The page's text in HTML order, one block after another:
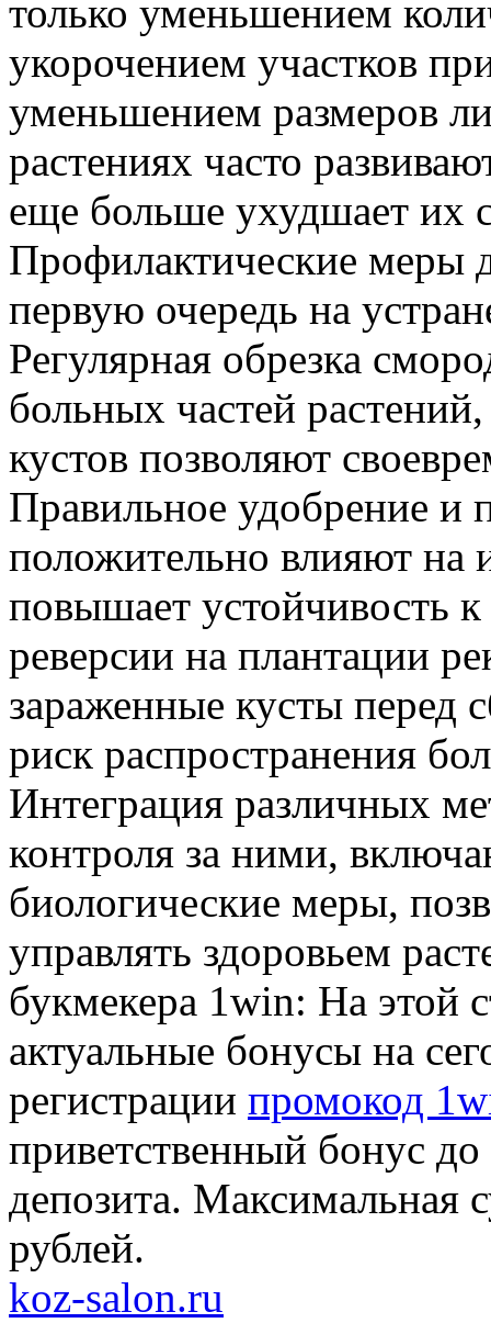
только уменьшением
укорочением участков
уменьшением размеров
растениях часто
еще больше ухудшает их
Профилактические меры
первую очередь на
Регулярная обрезка
больных частей
кустов позволяют
Правильное удобрение и
положительно влияют на
повышает устойчивость
реверсии на плантации
зараженные кусты перед
риск распространения
Интеграция различных
контроля за ними,
биологические меры,
управлять здоровьем
букмекера 1win: На этой
актуальные бонусы на
регистрации промокод
приветственный бонус
депозита.
рублей.
koz-salon.ru